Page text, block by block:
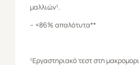
μαλλιών¹.
– +86% απαλότυτα**
¹Εργαστηριακό τεστ στη